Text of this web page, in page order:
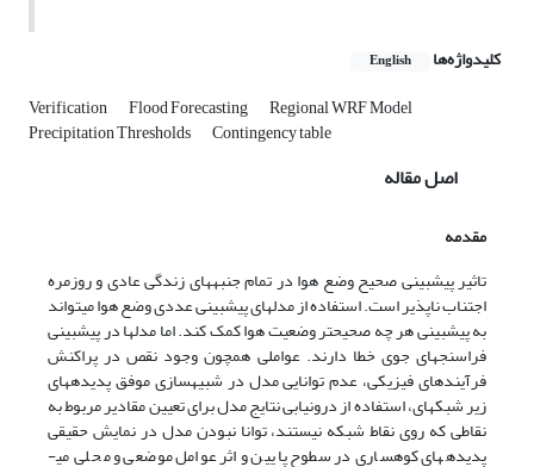
کلیدواژه‌ها English
Verification Flood Forecasting Regional WRF Model
Precipitation Thresholds Contingency table
اصل مقاله
مقدمه
تاثیر پیش­بینی صحیح وضع هوا در تمام جنبه­های زندگی عادی و روزمره
اجتناب ناپذیر است. استفاده از مدل­های پیش­بینی عددی وضع هوا می­تواند
به پیش­بینی هر چه صحیح­تر وضعیت هوا کمک کند. اما مدل­ها در پیش­بینی
فراسنج­های جوی خطا دارند. عواملی همچون وجود نقص در پراکنش
فرآیندهای فیزیکی، عدم توانایی مدل در شبیه­سازی موفق پدیده­های
زیر شبکه­ای، استفاده از درونیابی نتایج مدل برای تعیین مقادیر مربوط به
نقاطی که روی نقاط شبکه نیستند، توانا نبودن مدل در نمایش حقیقی
پدیده­های کوهساری در سطوح پایین و اثر عوامل موضعی و محلی می­